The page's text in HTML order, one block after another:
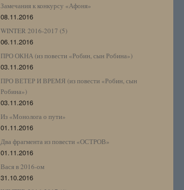
Замечания к конкурсу «Афоня»
08.11.2016
WINTER 2016-2017 (5)
06.11.2016
ПРО ОКНА (из повести «Робин, сын Робина»)
03.11.2016
ПРО ВЕТЕР И ВРЕМЯ (из повести «Робин, сын
Робина»)
03.11.2016
Из «Монолога о пути»
01.11.2016
Два фрагмента из повести «ОСТРОВ»
01.11.2016
Вася в 2016-ом
31.10.2016